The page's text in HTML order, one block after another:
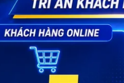
hàng ngày.
hàng ngày.